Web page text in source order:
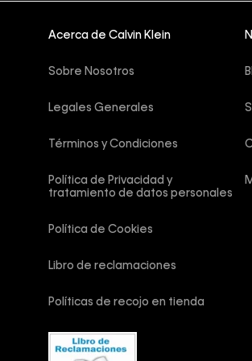
Acerca de Calvin Klein
Sobre Nosotros
Legales Generales
Términos y Condiciones
Política de Privacidad y
tratamiento de datos personales
Política de Cookies
Libro de reclamaciones
Políticas de recojo en tienda